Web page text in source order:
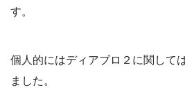
す。
個人的にはディアブロ２に関して
ました。